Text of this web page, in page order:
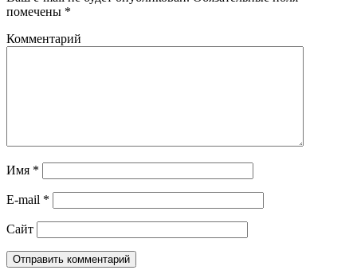
помечены *
Комментарий
Имя *
E-mail *
Сайт